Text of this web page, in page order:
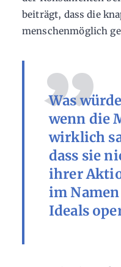
beiträgt, dass die
menschenmöglich
Was
wenn die
wirklich
dass sie
ihrer
im
Ideals